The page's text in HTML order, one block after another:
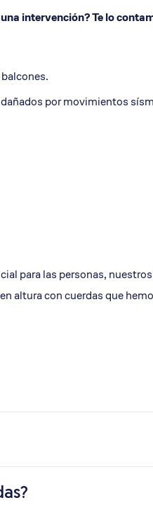
intervención? Te lo
por movimientos
para las personas,
altura con cuerdas que